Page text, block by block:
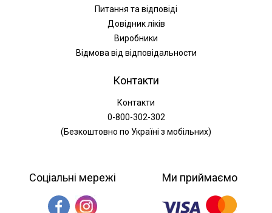
Питання та відповіді
Довідник ліків
Виробники
Відмова від відповідальности
Контакти
Контакти
0-800-302-302
(Безкоштовно по Україні з мобільних)
Соціальні мережі Ми приймаємо